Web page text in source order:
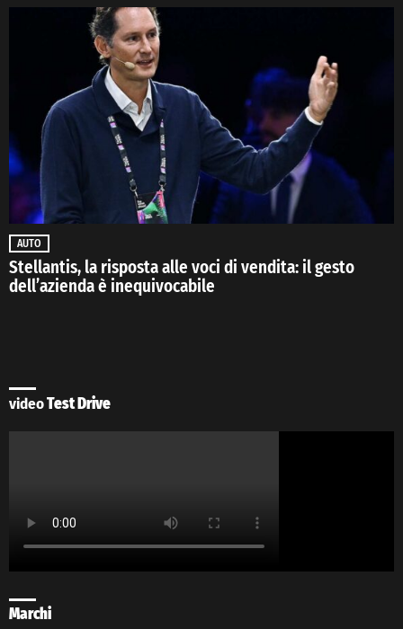
AUTO
Stellantis, la risposta alle voci di vendita: il gesto
dell’azienda è inequivocabile
videoTest Drive
Marchi